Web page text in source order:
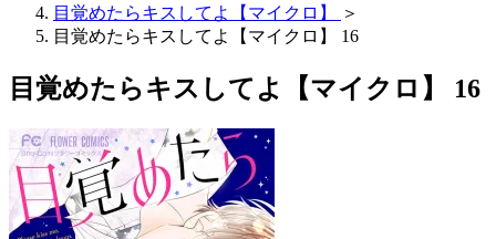
目覚めたらキスしてよ【マイクロ】
＞
目覚めたらキスしてよ【マイクロ】 16
目覚めたらキスしてよ【マイクロ】 16